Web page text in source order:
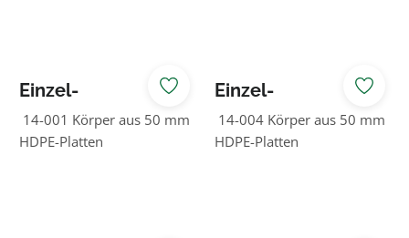
Einzel-
Federspielgerät
Pferd
14-001 Körper aus 50 mm
HDPE-Platten
Einzel-
Federspielgerät
Robbe
14-004 Körper aus 50 mm
HDPE-Platten